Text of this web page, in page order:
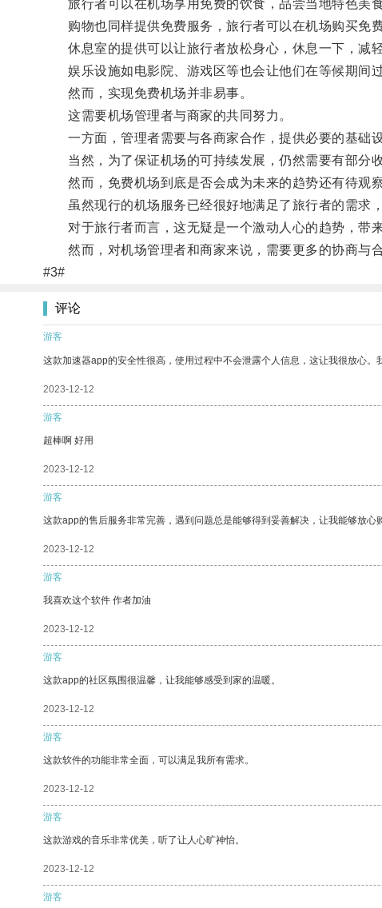
旅行者可以在机场享用免费的饮食，品尝当地特色美食
购物也同样提供免费服务，旅行者可以在机场购买免费
休息室的提供可以让旅行者放松身心，休息一下，减轻
娱乐设施如电影院、游戏区等也会让他们在等候期间过
然而，实现免费机场并非易事。
这需要机场管理者与商家的共同努力。
一方面，管理者需要与各商家合作，提供必要的基础设
当然，为了保证机场的可持续发展，仍然需要有部分收
然而，免费机场到底是否会成为未来的趋势还有待观察
虽然现行的机场服务已经很好地满足了旅行者的需求，
对于旅行者而言，这无疑是一个激动人心的趋势，带来
然而，对机场管理者和商家来说，需要更多的协商与合
#3#
评论
游客
这款加速器app的安全性很高，使用过程中不会泄露个人信息，这让我很放心
2023-12-12
游客
超棒啊 好用
2023-12-12
游客
这款app的售后服务非常完善，遇到问题总是能够得到妥善解决，让我能够放心
2023-12-12
游客
我喜欢这个软件 作者加油
2023-12-12
游客
这款app的社区氛围很温馨，让我能够感受到家的温暖。
2023-12-12
游客
这款软件的功能非常全面，可以满足我所有需求。
2023-12-12
游客
这款游戏的音乐非常优美，听了让人心旷神怡。
2023-12-12
游客